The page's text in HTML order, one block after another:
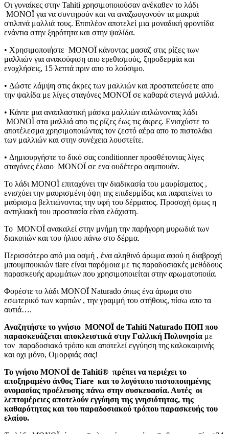
Οι γυναίκες στην Tahiti χρησιμοποιούσαν ανέκαθεν το λάδι
MONOÏ για να συντηρούν και να αναζωογονούν τα μακριά
στιλπνά μαλλιά τους. Επιπλέον αποτελεί μια μοναδική φροντίδα
ενάντια στην ξηρότητα και στην ψαλίδα.
• Χρησιμοποιήστε MONOÏ κάνοντας μασαζ στις ρίζες των
μαλλιών για ανακούφιση απο ερεθισμούς, ξηροδερμία και
ενοχλήσεις, 15 λεπτά πριν απο το λούσιμο.
• Δώστε λάμψη στις άκρες των μαλλιών και προστατεύσετε απο
την ψαλίδα με λίγες σταγόνες MONOÏ σε καθαρά στεγνά μαλλιά.
• Κάντε μια αναπλαστική μάσκα μαλλιών απλώνοντας λάδι
MONOÏ στα μαλλιά απο τις ρίζες έως τις άκρες. Ενισχύστε το
αποτέλεσμα χρησιμοποιώντας τον ζεστό αέρα απο το πιστολάκι
των μαλλιών και στην συνέχεια λουστείτε.
• Δημιουργήστε το δικό σας conditionner προσθέτοντας λίγες
σταγόνες έλαιο MONOÏ σε ενα ουδέτερο σαμπουάν.
To λάδι MONOÏ επιταχύνει την διαδικασία του μαυρίσματος ,
ενισχύει την μαυρισμένη όψη της επιδερμίδας και παρατείνει το
μαύρισμα βελτιώνοντας την υφή του δέρματος. Προσοχή όμως η
αντηλιακή του προστασία είναι ελάχιστη.
To MONOÏ ανακαλεί στην μνήμη την παρήγορη μυρωδιά των
διακοπών και του ήλιου πάνω στο δέρμα.
Περισσότερο από μια οσμή , ένα αληθινό άρωμα αφού η διαβροχή
μπουμπουκιών tiare είναι παρόμοια με τις παραδοσιακές μεθόδους
παρασκευής αρωμάτων που χρησιμοποιείται στην αρωματοποιία.
Φορέστε το λάδι MONOÏ Naturado όπως ένα άρωμα στο
εσωτερικό των καρπών , την γραμμή του στήθους, πίσω απο τα
αυτιά….
Αναζητήστε το γνήσιο MONOÏ de Tahiti Naturado ΠΟΠ που
παρασκευάζεται αποκλειστικά στην Γαλλική Πολυνησία με
τον παραδοσιακό τρόπο και αποτελεί εγγύηση της καλοκαιρινής
και οχι μόνο, Ομορφιάς σας!
Το γνήσιο MONOÏ de Tahiti® πρέπει να περιέχει το
αποξηραμένο άνθος Tiare και το λογότυπο πιστοποιημένης
ονομασίας προέλευσης πάνω στην συσκευασία. Αυτές οι
λεπτομέρειες αποτελούν εγγύηση της γνησιότητας, της
καθαρότητας και του παραδοσιακού τρόπου παρασκευής του
ελαίου.